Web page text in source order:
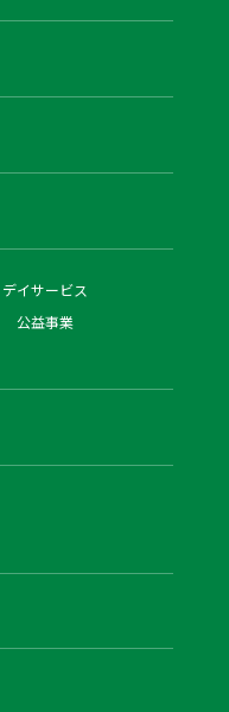
デイサービス
公益事業